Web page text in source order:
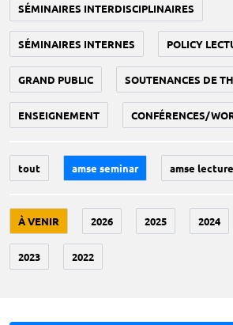
SÉMINAIRES INTERDISCIPLINAIRES
SÉMINAIRES INTERNES POLICY
GRAND PUBLIC SOUTENANCES DE
ENSEIGNEMENT CONFÉRENCES/
tout amse seminar amse lecture
À VENIR 2026 2025 2024
2023 2022